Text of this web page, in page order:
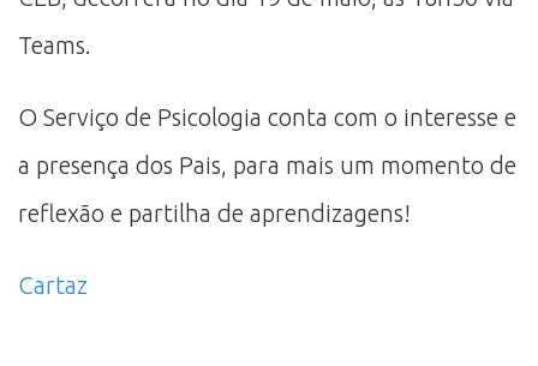
Teams.
O Serviço de Psicologia conta com o interesse e
a presença dos Pais, para mais um momento de
reflexão e partilha de aprendizagens!
Cartaz